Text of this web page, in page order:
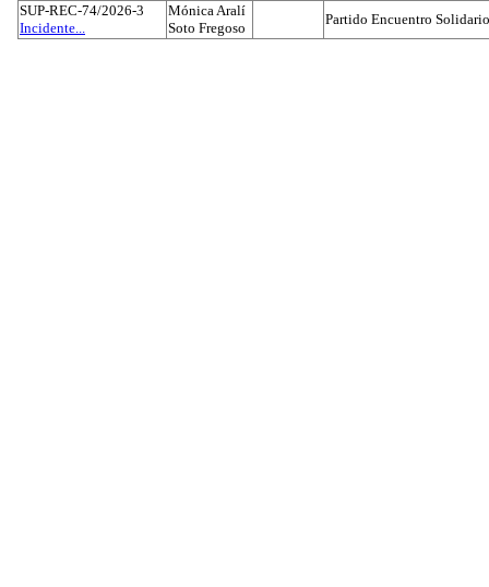
SUP-REC-74/2026-3
Incidente...
Mónica Aralí
Soto Fregoso
Partido Encuentro